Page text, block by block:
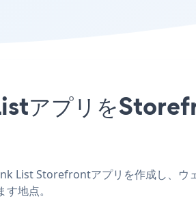
アプリを
List Storefrontアプリを作成し、
地点。